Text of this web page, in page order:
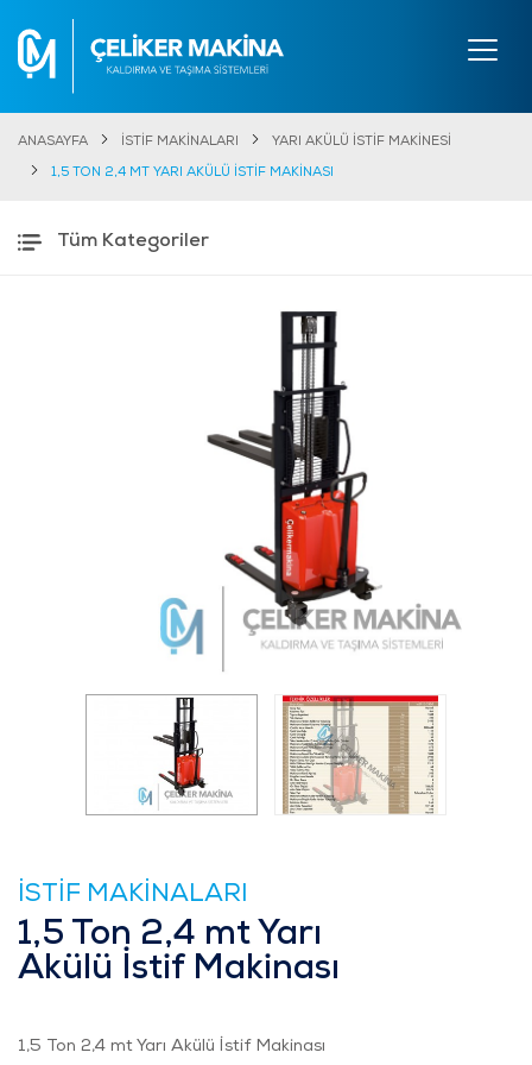
ANASAYFA İSTİF MAKİNALARI YARI AKÜLÜ İSTİF MAKİNESİ
1,5 TON 2,4 MT YARI AKÜLÜ İSTİF MAKİNASI
Tüm Kategoriler
İSTİF MAKİNALARI
1,5 Ton 2,4 mt Yarı
Akülü İstif Makinası
1,5 Ton 2,4 mt Yarı Akülü İstif Makinası